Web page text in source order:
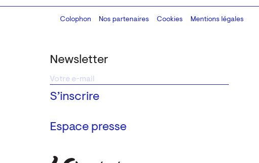
Newsletter
Espace presse
Colophon
Design:Marcel Kaczmarek, code:8080.studio
Nos partenaires Cookies Mentions légales